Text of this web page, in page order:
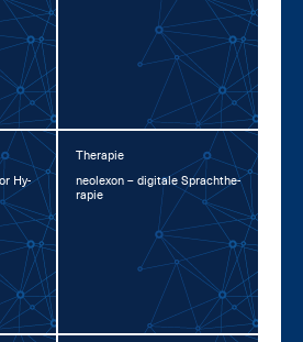
Hy­
Therapie
neo­l­exon – di­gi­ta­le Sprachthe­
ra­pie